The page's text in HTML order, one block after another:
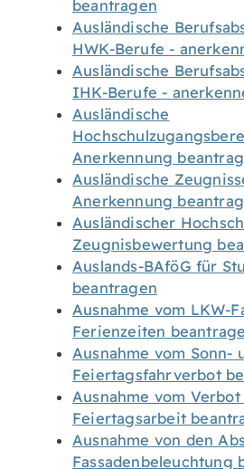
beantragen
Ausländische
HWK-Berufe -
Ausländische
IHK-Berufe -
Ausländische
Anerkennung
Ausländische
Anerkennung
Ausländischer
Zeugnisbewertung
Auslands-BAföG für
beantragen
Ausnahme vom LKW-
Ferienzeiten
Ausnahme vom Sonn-
Feiertagsfahrverbot
Ausnahme vom
Feiertagsarbeit
Ausnahme von den
Fassadenbeleuchtung